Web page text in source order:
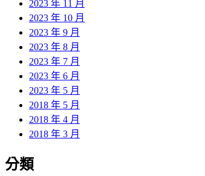
2023 年 11 月
2023 年 10 月
2023 年 9 月
2023 年 8 月
2023 年 7 月
2023 年 6 月
2023 年 5 月
2018 年 5 月
2018 年 4 月
2018 年 3 月
分類